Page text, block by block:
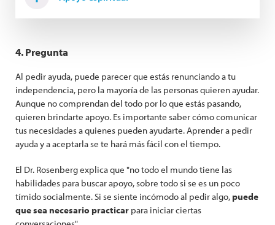
4. Pregunta
Al pedir ayuda, puede parecer que estás renunciando a tu
independencia, pero la mayoría de las personas quieren ayudar.
Aunque no comprendan del todo por lo que estás pasando,
quieren brindarte apoyo. Es importante saber cómo comunicar
tus necesidades a quienes pueden ayudarte. Aprender a pedir
ayuda y a aceptarla se te hará más fácil con el tiempo.
El Dr. Rosenberg explica que "no todo el mundo tiene las
habilidades para buscar apoyo, sobre todo si se es un poco
tímido socialmente. Si se siente incómodo al pedir algo,puede
que sea necesario practicar para iniciar ciertas